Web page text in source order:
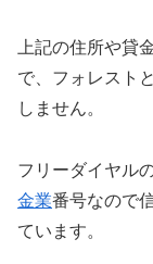
上記の住所や貸
で、フォレスト
しません。
フリーダイヤル
金業番号なので
ています。